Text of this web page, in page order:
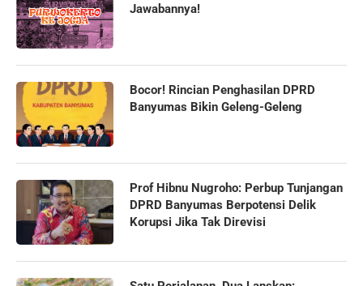
Jawabannya!
Bocor! Rincian Penghasilan DPRD
Banyumas Bikin Geleng-Geleng
Prof Hibnu Nugroho: Perbup Tunjangan
DPRD Banyumas Berpotensi Delik
Korupsi Jika Tak Direvisi